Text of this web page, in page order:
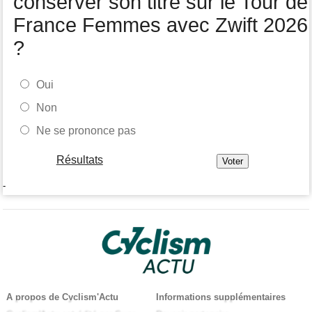
France Femmes avec Zwift 2026
?
Oui
Non
Ne se prononce pas
Résultats
-
A propos de Cyclism'Actu
Informations supplémentaires